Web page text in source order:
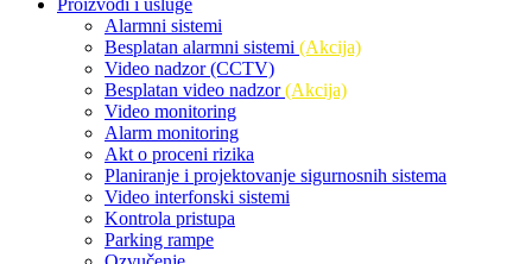
Proizvodi i usluge
Alarmni sistemi
Besplatan alarmni sistemi (Akcija)
Video nadzor (CCTV)
Besplatan video nadzor(Akcija)
Video monitoring
Alarm monitoring
Akt o proceni rizika
Planiranje i projektovanje sigurnosnih sistema
Video interfonski sistemi
Kontrola pristupa
Parking rampe